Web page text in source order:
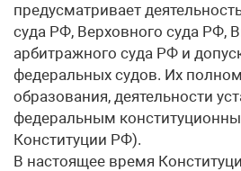
предусматривает
суда РФ, Верховного суда РФ,
арбитражного суда РФ и
федеральных судов. Их
образования, деятельности
федеральным
Конституции РФ).
В настоящее время